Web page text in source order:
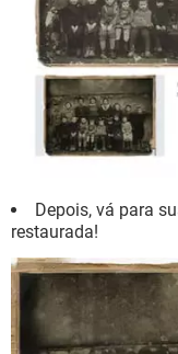
Depois, vá para
restaurada!